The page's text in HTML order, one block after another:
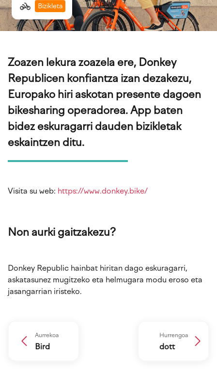
Bizikleta
Zoazen lekura zoazela ere, Donkey
Republicen konfiantza izan dezakezu,
Europako hiri askotan presente dagoen
bikesharing operadorea. App baten
bidez eskuragarri dauden bizikletak
eskaintzen ditu.
Visita su web: https://www.donkey.bike/
Non aurki gaitzakezu?
Donkey Republic hainbat hiritan dago eskuragarri,
askatasunez mugitzeko eta helmugara modu eroso eta
jasangarrian iristeko.
Hurrengoa
dott
Aurrekoa
Bird